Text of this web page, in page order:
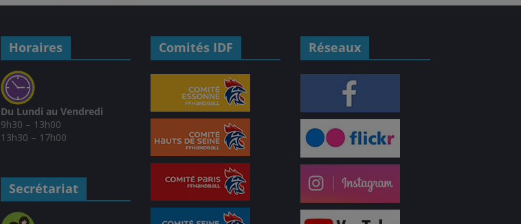
Horaires
Du Lundi au Vendredi
9h30 – 13h00
13h30 – 17h00
Secrétariat
Comités IDF Réseaux